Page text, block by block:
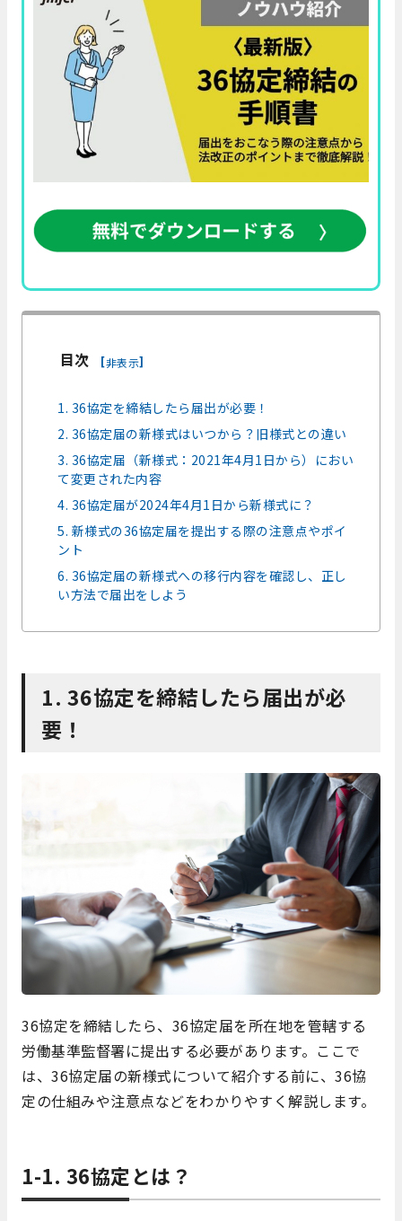
目次 [非表示]
1. 36協定を締結したら届出が必要！
2. 36協定届の新様式はいつから？旧様式との違い
3. 36協定届（新様式：2021年4月1日から）におい
て変更された内容
4. 36協定届が2024年4月1日から新様式に？
5. 新様式の36協定届を提出する際の注意点やポイ
ント
6. 36協定届の新様式への移行内容を確認し、正し
い方法で届出をしよう
1. 36協定を締結したら届出が必
要！
36協定を締結したら、36協定届を所在地を管轄する
労働基準監督署に提出する必要があります。ここで
は、36協定届の新様式について紹介する前に、36協
定の仕組みや注意点などをわかりやすく解説します。
1-1. 36協定とは？